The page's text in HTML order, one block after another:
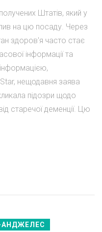
Штатів, який у
на цю посаду. Через
здоров'я часто стає
інформації та
нещодавня заява
підозри щодо
старечої деменції. Цю